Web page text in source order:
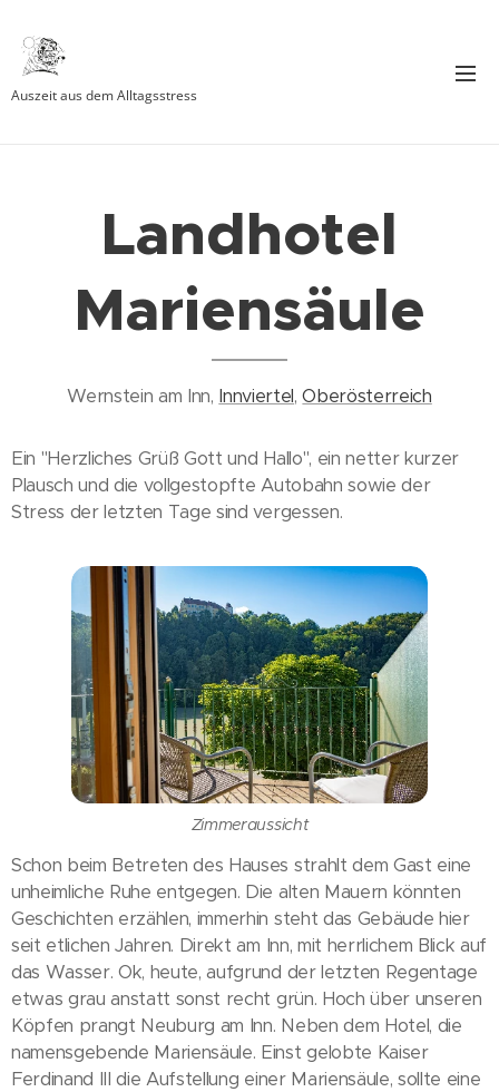
Auszeit aus dem Alltagsstress
Landhotel
Mariensäule
Wernstein am Inn, Innviertel,Oberösterreich
Ein "Herzliches Grüß Gott und Hallo", ein netter kurzer
Plausch und die vollgestopfte Autobahn sowie der
Stress der letzten Tage sind vergessen.
Zimmeraussicht
Schon beim Betreten des Hauses strahlt dem Gast eine
unheimliche Ruhe entgegen. Die alten Mauern könnten
Geschichten erzählen, immerhin steht das Gebäude hier
seit etlichen Jahren. Direkt am Inn, mit herrlichem Blick auf
das Wasser. Ok, heute, aufgrund der letzten Regentage
etwas grau anstatt sonst recht grün. Hoch über unseren
Köpfen prangt Neuburg am Inn. Neben dem Hotel, die
namensgebende Mariensäule. Einst gelobte Kaiser
Ferdinand III die Aufstellung einer Mariensäule, sollte eine